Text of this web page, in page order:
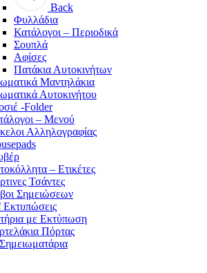
Back
Φυλλάδια
Κατάλογοι – Περιοδικά
Σουπλά
Αφίσες
Πατάκια Αυτοκινήτων
Μαντηλάκια
Αυτοκινήτου
-Folder
– Μενού
Αλληλογραφίας
– Ετικέτες
Τσάντες
Σημειώσεων
με Εκτύπωση
Πόρτας